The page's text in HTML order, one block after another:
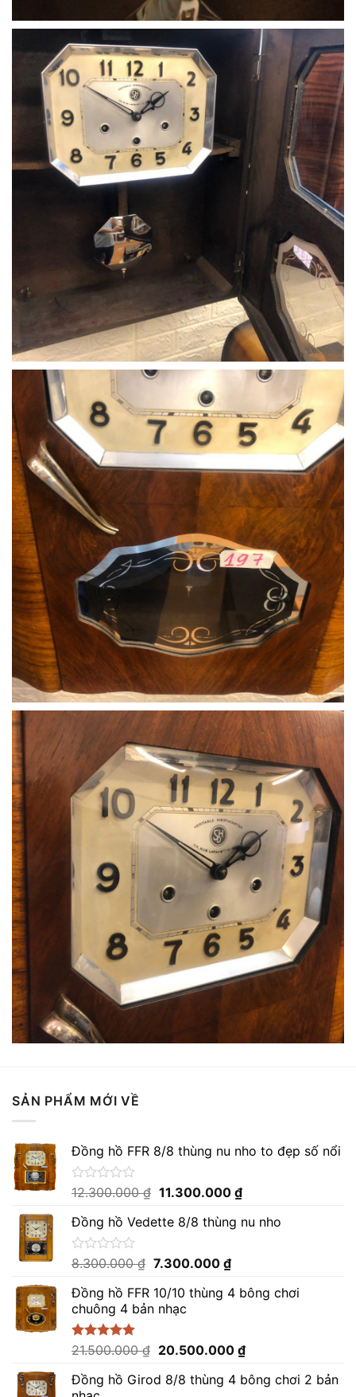
SẢN PHẨM MỚI VỀ
Đồng hồ FFR 8/8 thùng nu nho to đẹp số nổi
Được
hạng
0
5
12.300.000₫ Giá
là:
11.300.000 ₫Giá
tại
Đồng hồ Vedette 8/8 thùng nu nho
Được
hạng
0
5
sao
8.300.000₫ Giá
là:
8.300.000 ₫.
7.300.000 ₫Giá
tại
Đồng hồ FFR 10/10 thùng 4 bông chơi
chuông 4 bản nhạc
Được xếp
5 sao
21.500.000₫ Giá
là:
20.500.000 ₫Giá
tại
Đồng hồ Girod 8/8 thùng 4 bông chơi 2 bản